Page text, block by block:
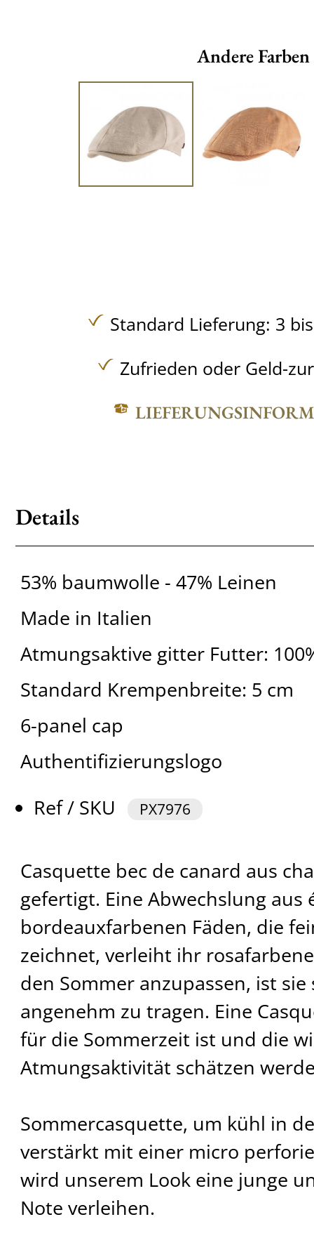
Andere Farben
Standard Lieferung: 3
Zufrieden oder Geld-
Details
53% baumwolle - 47% Leinen
Made in Italien
Atmungsaktive gitter Futter:
Standard Krempenbreite: 5 cm
6-panel cap
Authentifizierungslogo
Ref / SKU
PX7976
Casquette bec de canard aus
gefertigt. Eine Abwechslung aus
bordeauxfarbenen Fäden, die
zeichnet, verleiht ihr
den Sommer anzupassen, ist
angenehm zu tragen. Eine
für die Sommerzeit ist und die
Atmungsaktivität schätzen
Sommercasquette, um kühl in
verstärkt mit einer micro
wird unserem Look eine junge
Note verleihen.